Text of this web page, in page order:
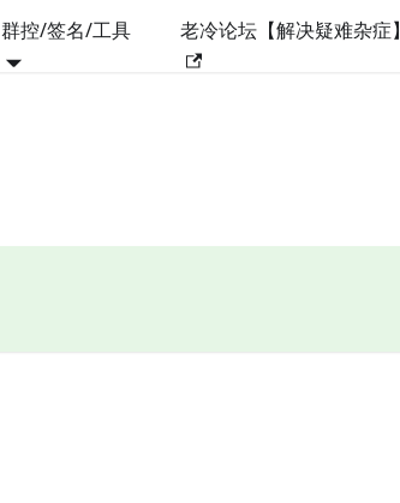
群控/签名/工具 老冷论坛【解决疑难杂症】